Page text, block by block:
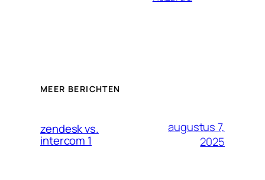
MEER BERICHTEN
zendesk vs.
intercom 1
augustus 7,
2025